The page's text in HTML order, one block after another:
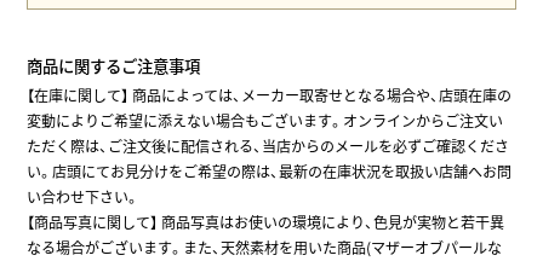
商品に関するご注意事項
【在庫に関して】商品によっては、メーカー取寄せとなる場合や、店頭在庫の
変動によりご希望に添えない場合もございます。オンラインからご注文い
ただく際は、ご注文後に配信される、当店からのメールを必ずご確認くださ
い。店頭にてお見分けをご希望の際は、最新の在庫状況を取扱い店舗へお問
い合わせ下さい。
【商品写真に関して】 商品写真はお使いの環境により、色見が実物と若干異
なる場合がございます。また、天然素材を用いた商品(マザーオブパールな